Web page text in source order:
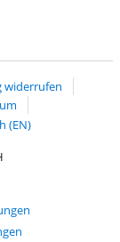
widerrufen
(EN)